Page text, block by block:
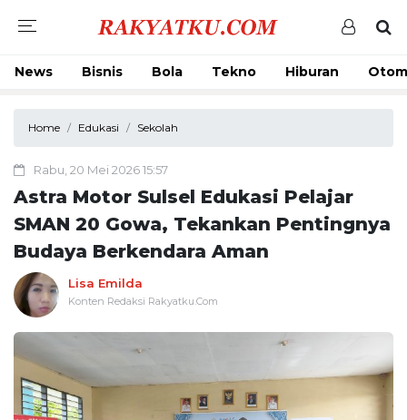
News Bisnis Bola Tekno Hiburan
Home Edukasi Sekolah
Rabu, 20 Mei 2026 15:57
Astra Motor Sulsel Edukasi Pelajar
SMAN 20 Gowa, Tekankan Pentingnya
Budaya Berkendara Aman
Lisa Emilda
Konten Redaksi Rakyatku.Com